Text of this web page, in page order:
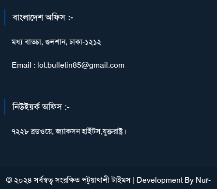
বাংলাদেশ অফিস :-
মধ্য বাড্ডা, গুলশান, ঢাকা-১২১২
Email : lot.bulletin85@gmail.com
নিউইয়র্ক অফিস :-
৭২২৮ ব্রডওয়ে, জ্যাকসন হাইটস,যুক্তরাষ্ট্র।
© ২০২৪ সর্বস্বত্ব সংরক্ষিত পটুয়াখালী টাইমস | Development By Nur-